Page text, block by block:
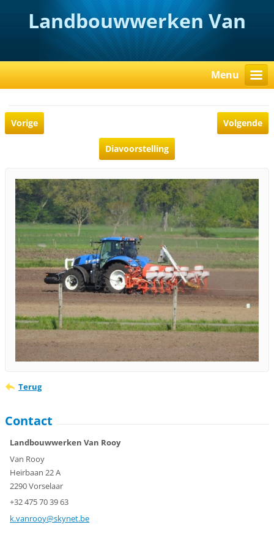
Landbouwwerken Van
Rooy
Menu
Vorige Volgende
Diavoorstelling
Terug
Contact
Landbouwwerken Van Rooy
Van Rooy
Heirbaan 22 A
2290 Vorselaar
+32 475 70 39 63
k.vanrooy@skynet.be